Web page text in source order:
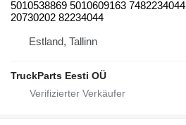
5010538869 5010609163 7482234044
20730202 82234044
Estland, Tallinn
TruckParts Eesti OÜ